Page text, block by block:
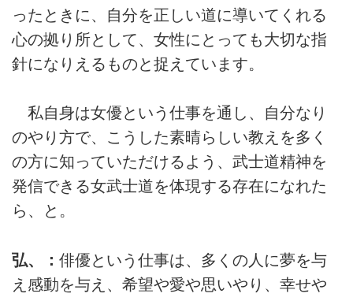
ったときに、自分を正しい道に導いてくれる
心の拠り所として、女性にとっても大切な指
針になりえるものと捉えています。
私自身は女優という仕事を通し、自分なり
のやり方で、こうした素晴らしい教えを多く
の方に知っていただけるよう、武士道精神を
発信できる女武士道を体現する存在になれた
ら、と。
弘、： 俳優という仕事は、多くの人に夢を与
え感動を与え、希望や愛や思いやり、幸せや